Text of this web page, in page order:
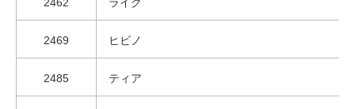
2462 ライク
2469 ヒビノ
2485 ティア